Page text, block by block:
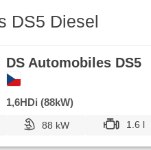
DS5 Diesel
DS Automobiles DS5
1,6HDi (88kW)
88 kW 1.6 l